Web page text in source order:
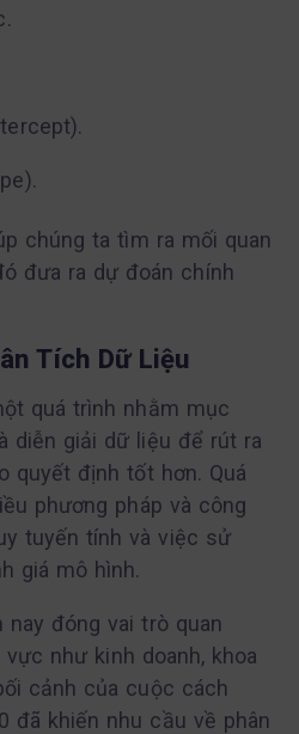
chúng ta tìm ra mối quan
đưa ra dự đoán chính
Tích Dữ Liệu
quá trình nhằm mục
diễn giải dữ liệu để rút ra
quyết định tốt hơn. Quá
phương pháp và công
tuyến tính và việc sử
giá mô hình.
đóng vai trò quan
như kinh doanh, khoa
cảnh của cuộc cách
đã khiến nhu cầu về phân